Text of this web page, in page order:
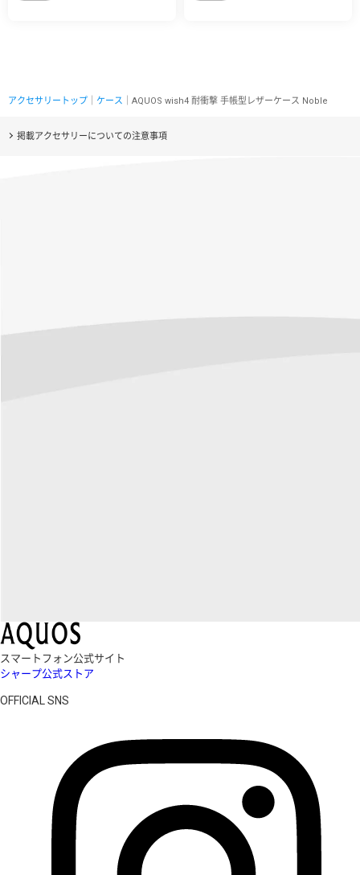
アクセサリートップ ケース ｜AQUOS wish4 耐衝撃 手帳型レザーケース Noble
掲載アクセサリーについての注意事項
スマートフォン公式サイト
シャープ公式ストア
OFFICIAL SNS